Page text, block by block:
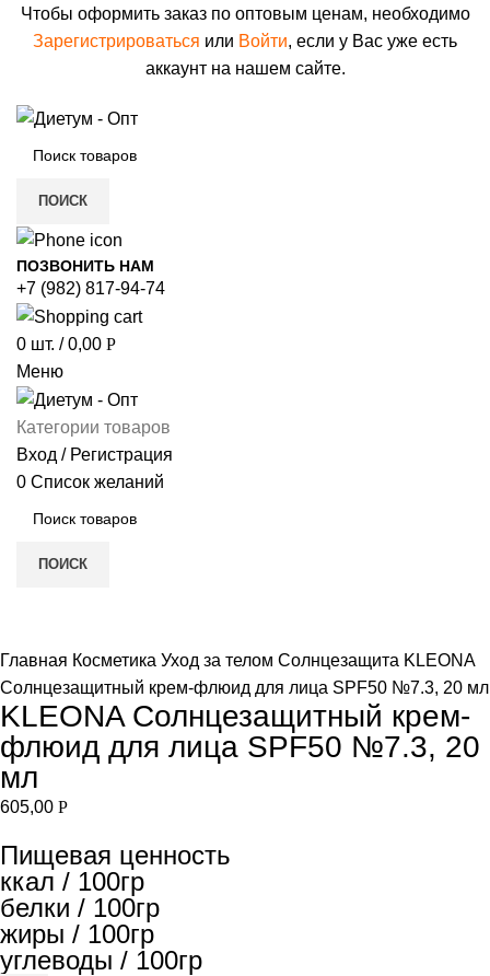
Чтобы оформить заказ по оптовым ценам, необходимо
Зарегистрироваться или Войти, если у Вас уже есть
аккаунт на нашем сайте.
ПОИСК
ПОЗВОНИТЬ НАМ
+7 (982) 817-94-74
0 шт. / 0,00 Р
Меню
Категории товаров
Вход / Регистрация
0 Список желаний
ПОИСК
Главная Косметика Уход за телом Солнцезащита KLEONA
Солнцезащитный крем-флюид для лица SPF50 №7.3, 20 мл
KLEONA Солнцезащитный крем-
флюид для лица SPF50 №7.3, 20
мл
605,00 Р
Пищевая ценность
ккал / 100гр
белки / 100гр
жиры / 100гр
углеводы / 100гр